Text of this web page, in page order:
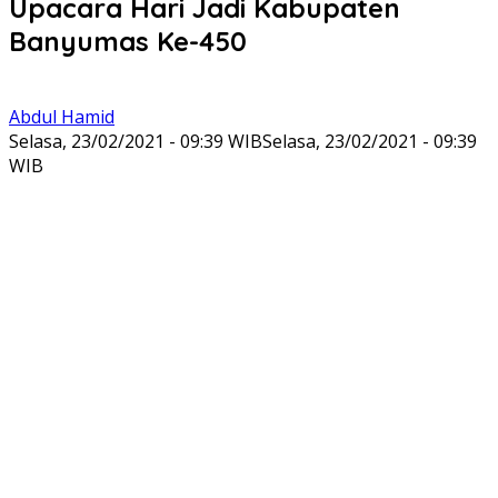
Upacara Hari Jadi Kabupaten
Banyumas Ke-450
Abdul Hamid
Selasa, 23/02/2021 - 09:39 WIBSelasa, 23/02/2021 - 09:39
WIB